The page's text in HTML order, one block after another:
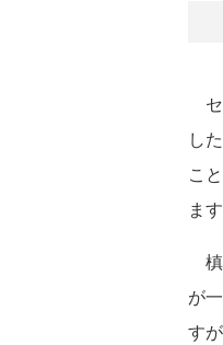
セ
し
こ
ます
槙
が
す